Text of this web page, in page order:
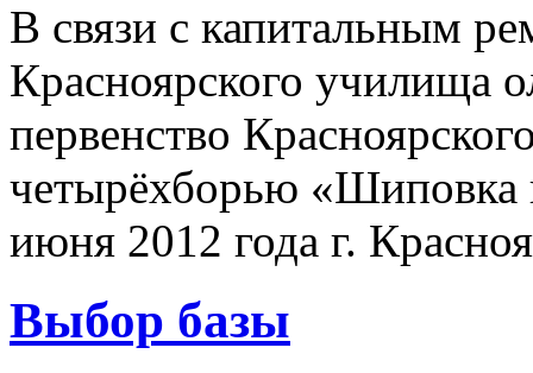
В связи с капитальным
Красноярского училища
первенство
четырёхборью
июня 2012 года г.
Выбор базы